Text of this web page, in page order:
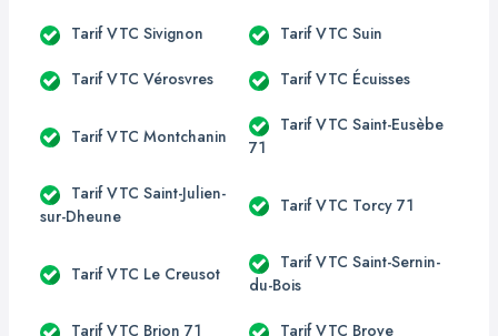
Tarif VTC Sivignon Tarif VTC Suin
Tarif VTC Vérosvres Tarif VTC Écuisses
Tarif VTC Montchanin
Tarif VTC Saint-Eusèbe
71
Tarif VTC Saint-Julien-
sur-Dheune
Tarif VTC Torcy 71
Tarif VTC Le Creusot
Tarif VTC Saint-Sernin-
du-Bois
Tarif VTC Brion 71 Tarif VTC Broye